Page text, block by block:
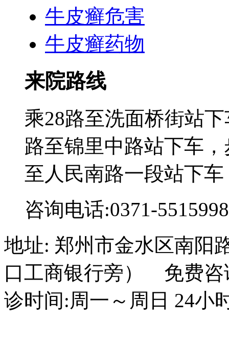
牛皮癣危害
牛皮癣药物
来院路线
乘28路至洗面桥街站
路至锦里中路站下车
至人民南路一段站下
咨询电话:0371-
地址: 郑州市金水区南阳
口工商银行旁） 免费咨
诊时间:周一～周日 24小